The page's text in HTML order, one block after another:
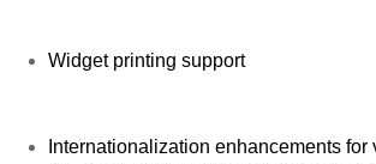
Widget printing support
Internationalization enhancements for